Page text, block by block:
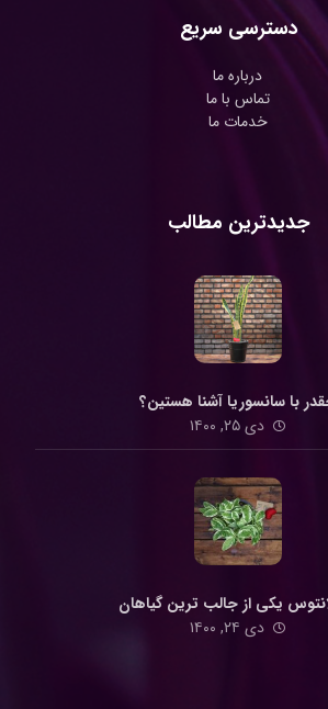
دسترسی سریع
درباره ما
تماس با ما
خدمات ما
جدیدترین مطالب
با سانسوریا آشنا هستین؟
دی ۲۵, ۱۴۰۰
یکی از جالب ترین گیاهان
دی ۲۴, ۱۴۰۰